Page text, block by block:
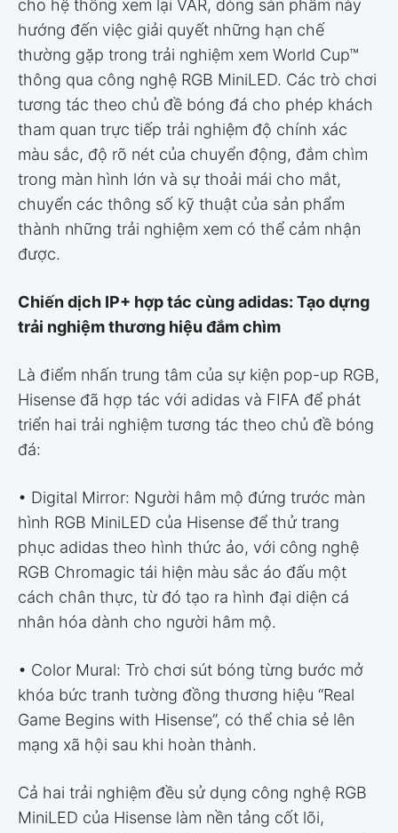
cho hệ thống xem lại VAR, dòng sản phẩm này
hướng đến việc giải quyết những hạn chế
thường gặp trong trải nghiệm xem World Cup™
thông qua công nghệ RGB MiniLED. Các trò chơi
tương tác theo chủ đề bóng đá cho phép khách
tham quan trực tiếp trải nghiệm độ chính xác
màu sắc, độ rõ nét của chuyển động, đắm chìm
trong màn hình lớn và sự thoải mái cho mắt,
chuyển các thông số kỹ thuật của sản phẩm
thành những trải nghiệm xem có thể cảm nhận
được.
Chiến dịch IP+ hợp tác cùng adidas: Tạo dựng
trải nghiệm thương hiệu đắm chìm
Là điểm nhấn trung tâm của sự kiện pop-up RGB,
Hisense đã hợp tác với adidas và FIFA để phát
triển hai trải nghiệm tương tác theo chủ đề bóng
đá:
• Digital Mirror: Người hâm mộ đứng trước màn
hình RGB MiniLED của Hisense để thử trang
phục adidas theo hình thức ảo, với công nghệ
RGB Chromagic tái hiện màu sắc áo đấu một
cách chân thực, từ đó tạo ra hình đại diện cá
nhân hóa dành cho người hâm mộ.
• Color Mural: Trò chơi sút bóng từng bước mở
khóa bức tranh tường đồng thương hiệu “Real
Game Begins with Hisense”, có thể chia sẻ lên
mạng xã hội sau khi hoàn thành.
Cả hai trải nghiệm đều sử dụng công nghệ RGB
MiniLED của Hisense làm nền tảng cốt lõi,